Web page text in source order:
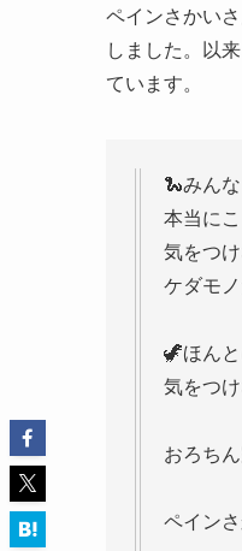
ペインさかい
しました。以
ています。
🐍みん
本当に
気をつ
ケダモ
🦖ほん
気をつ
おろち
ペイン